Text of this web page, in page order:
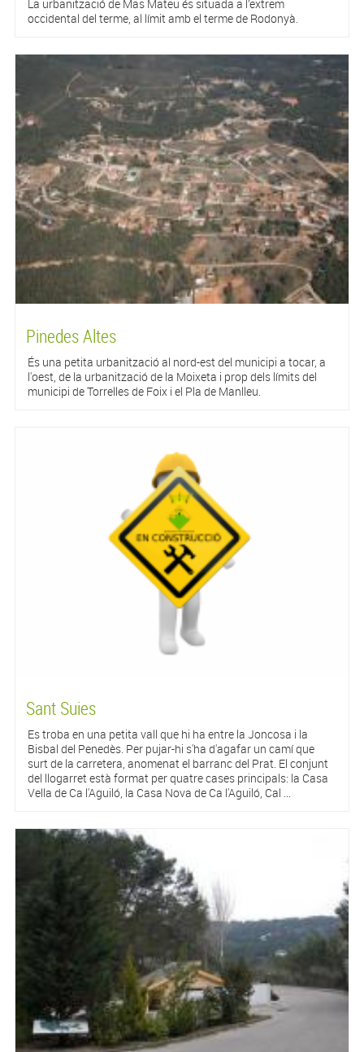
La urbanització de Mas Mateu és situada a l’extrem
occidental del terme, al límit amb el terme de Rodonyà.
Pinedes Altes
És una petita urbanització al nord-est del municipi a tocar, a
l'oest, de la urbanització de la Moixeta i prop dels límits del
municipi de Torrelles de Foix i el Pla de Manlleu.
Sant Suies
Es troba en una petita vall que hi ha entre la Joncosa i la
Bisbal del Penedès. Per pujar-hi s'ha d'agafar un camí que
surt de la carretera, anomenat el barranc del Prat. El conjunt
del llogarret està format per quatre cases principals: la Casa
Vella de Ca l'Aguiló, la Casa Nova de Ca l'Aguiló, Cal ...